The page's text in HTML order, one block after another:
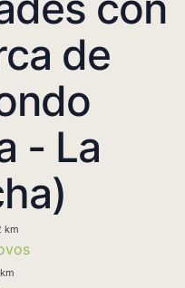
de
- La
km